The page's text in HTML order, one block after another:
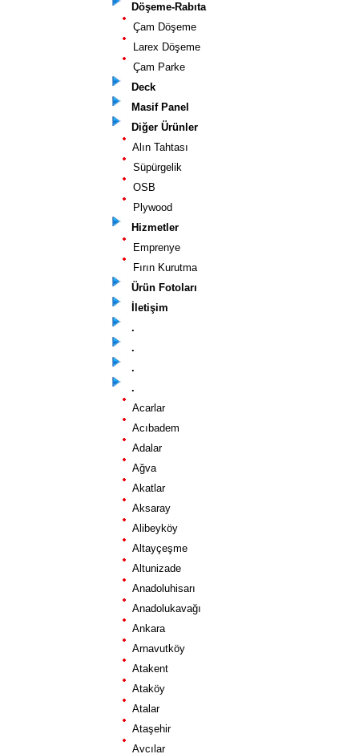
Döşeme-Rabıta
Çam Döşeme
Larex Döşeme
Çam Parke
Deck
Masif Panel
Diğer Ürünler
Alın Tahtası
Süpürgelik
OSB
Plywood
Hizmetler
Emprenye
Fırın Kurutma
Ürün Fotoları
İletişim
.
.
.
.
Acarlar
Acıbadem
Adalar
Ağva
Akatlar
Aksaray
Alibeyköy
Altayçeşme
Altunizade
Anadoluhisarı
Anadolukavağı
Ankara
Arnavutköy
Atakent
Ataköy
Atalar
Ataşehir
Avcılar